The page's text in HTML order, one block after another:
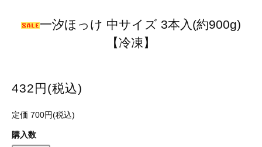
一汐ほっけ 中サイズ 3本入(約900g)
【冷凍】
432円(税込)
定価 700円(税込)
購入数